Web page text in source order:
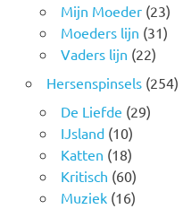
Mijn Moeder(23)
Moeders lijn (31)
Vaders lijn (22)
Hersenspinsels(254)
De Liefde (29)
IJsland(10)
Katten (18)
Kritisch (60)
Muziek(16)